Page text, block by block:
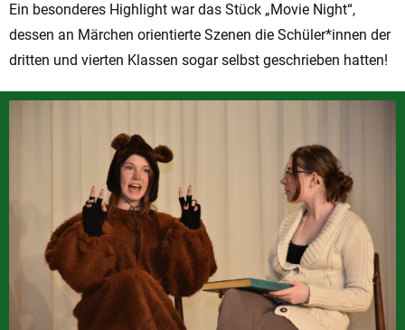
Ein besonderes Highlight war das Stück „Movie Night“,
dessen an Märchen orientierte Szenen die Schüler*innen der
dritten und vierten Klassen sogar selbst geschrieben hatten!